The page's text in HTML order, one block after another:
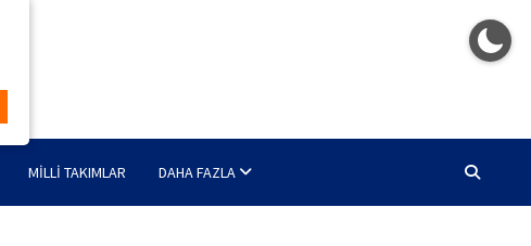
MILLI TAKIMLAR DAHA FAZLA